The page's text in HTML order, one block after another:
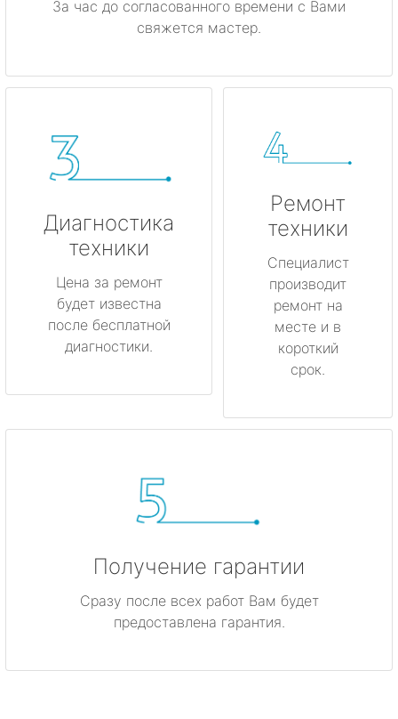
За час до согласованного времени с Вами
свяжется мастер.
Диагностика
техники
Цена за ремонт
будет известна
после бесплатной
диагностики.
Ремонт
техники
Специалист
производит
ремонт на
месте и в
короткий
срок.
Получение гарантии
Сразу после всех работ Вам будет
предоставлена гарантия.